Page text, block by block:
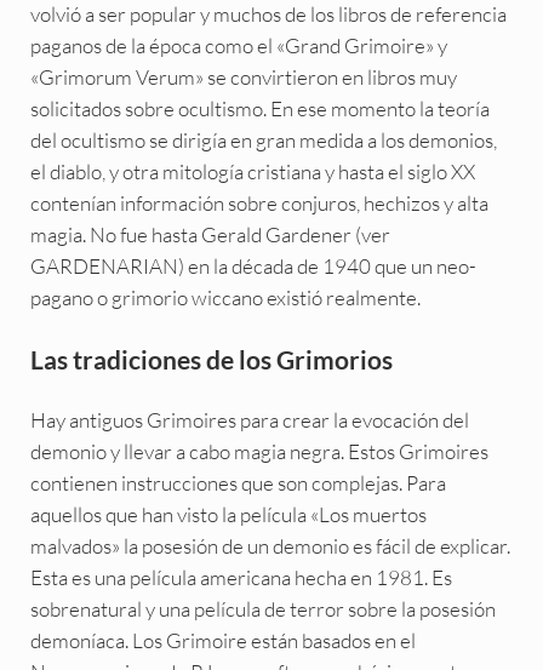
volvió a ser popular y muchos de los libros de referencia
paganos de la época como el «Grand Grimoire» y
«Grimorum Verum» se convirtieron en libros muy
solicitados sobre ocultismo. En ese momento la teoría
del ocultismo se dirigía en gran medida a los demonios,
el diablo, y otra mitología cristiana y hasta el siglo XX
contenían información sobre conjuros, hechizos y alta
magia. No fue hasta Gerald Gardener (ver
GARDENARIAN) en la década de 1940 que un neo-
pagano o grimorio wiccano existió realmente.
Las tradiciones de los Grimorios
Hay antiguos Grimoires para crear la evocación del
demonio y llevar a cabo magia negra. Estos Grimoires
contienen instrucciones que son complejas. Para
aquellos que han visto la película «Los muertos
malvados» la posesión de un demonio es fácil de explicar.
Esta es una película americana hecha en 1981. Es
sobrenatural y una película de terror sobre la posesión
demoníaca. Los Grimoire están basados en el